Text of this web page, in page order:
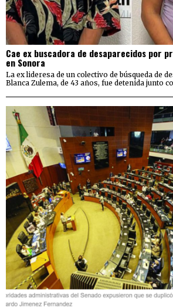
Cae ex buscadora de desaparecidos por
en Sonora
La ex lideresa de un colectivo de búsqueda de
Blanca Zulema, de 43 años, fue detenida junto